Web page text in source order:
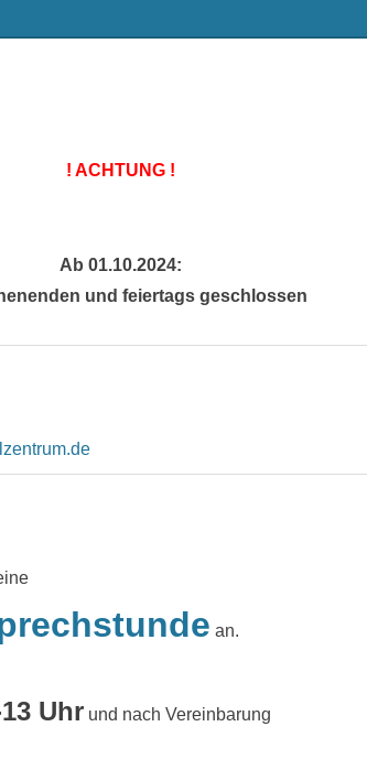
! ACHTUNG !
Ab 01.10.2024:
und feiertags geschlossen
an.
Uhr und nach Vereinbarung